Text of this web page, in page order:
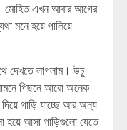
মোহিত এখন আবার আগের
মনে হয়ে পালিয়ে
দেখতে লাগলাম। উচু
পিছনে আরো অনেক
গাড়ি যাচ্ছে আর অন্য
হয়ে আসা গাড়িগুলো যেতে